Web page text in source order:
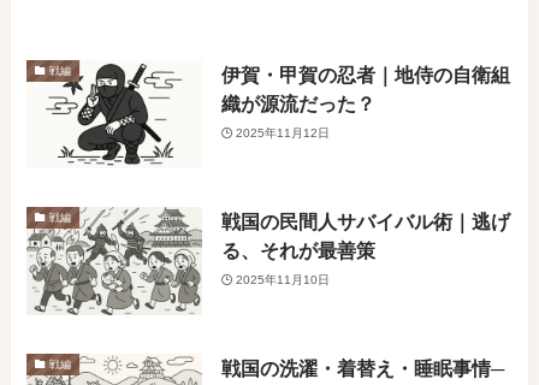
戦編
伊賀・甲賀の忍者｜地侍の自衛組
織が源流だった？
2025年11月12日
戦編
戦国の民間人サバイバル術｜逃げ
る、それが最善策
2025年11月10日
戦編
戦国の洗濯・着替え・睡眠事情─